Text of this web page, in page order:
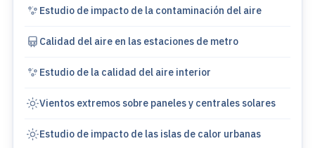
Estudio de impacto de la contaminación del aire
Calidad del aire en las estaciones de metro
Estudio de la calidad del aire interior
Vientos extremos sobre paneles y centrales solares
Estudio de impacto de las islas de calor urbanas